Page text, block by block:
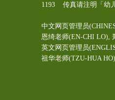
1193 传真请注明「幼
中文网页管理员
恩绮老师(EN-CHI LO) ,
英文网页管理员
祖华老师(TZU-HUA